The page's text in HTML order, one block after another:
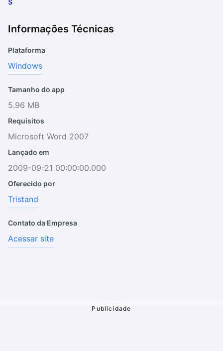
Informações Técnicas
Plataforma
Windows
Tamanho do app
5.96 MB
Requisitos
Microsoft Word 2007
Lançado em
2009-09-21 00:00:00.000
Oferecido por
Tristand
Contato da Empresa
Acessar site